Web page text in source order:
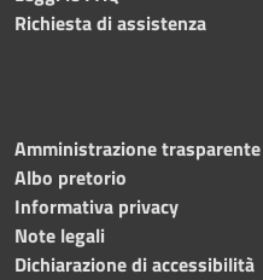
Richiesta di assistenza
Amministrazione trasparente
Albo pretorio
Informativa privacy
Note legali
Dichiarazione di accessibilità